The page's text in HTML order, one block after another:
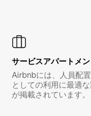
サービスアパートメ
Airbnbには、人員配
としての利用に最適
が掲載されています。